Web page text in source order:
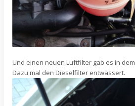
Und einen neuen Luftfilter gab es in
Dazu mal den Dieselfilter entwässert.